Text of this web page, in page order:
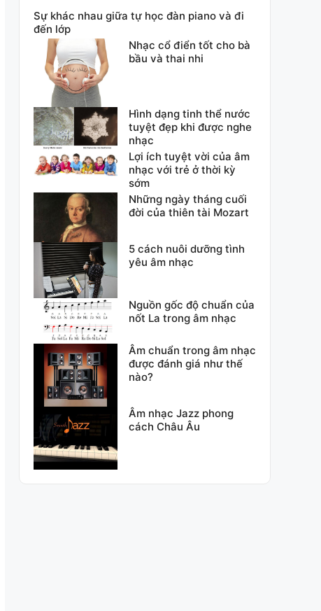
Sự khác nhau giữa tự học đàn piano và đi
đến lớp
Nhạc cổ điển tốt cho bà
bầu và thai nhi
Hình dạng tinh thể nước
tuyệt đẹp khi được nghe
nhạc
Lợi ích tuyệt vời của âm
nhạc với trẻ ở thời kỳ
sớm
Những ngày tháng cuối
đời của thiên tài Mozart
5 cách nuôi dưỡng tình
yêu âm nhạc
Nguồn gốc độ chuẩn của
nốt La trong âm nhạc
Âm chuẩn trong âm nhạc
được đánh giá như thế
nào?
Âm nhạc Jazz phong
cách Châu Âu